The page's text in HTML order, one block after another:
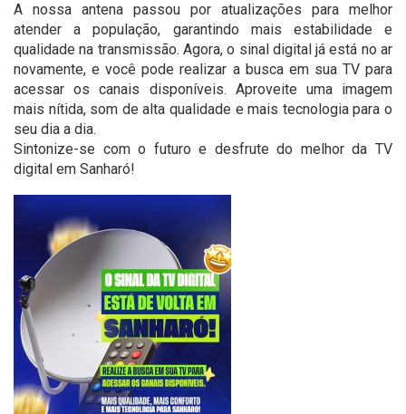
A nossa antena passou por atualizações para melhor
atender a população, garantindo mais estabilidade e
qualidade na transmissão. Agora, o sinal digital já está no ar
novamente, e você pode realizar a busca em sua TV para
acessar os canais disponíveis. Aproveite uma imagem
mais nítida, som de alta qualidade e mais tecnologia para o
seu dia a dia.
Sintonize-se com o futuro e desfrute do melhor da TV
digital em Sanharó!